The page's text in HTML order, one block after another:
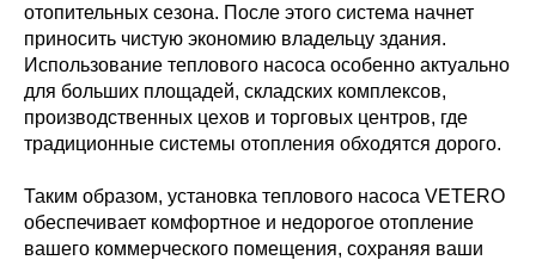
отопительных сезона. После этого система начнет
приносить чистую экономию владельцу здания.
Использование теплового насоса особенно актуально
для больших площадей, складских комплексов,
производственных цехов и торговых центров, где
традиционные системы отопления обходятся дорого.
Таким образом, установка теплового насоса VETERO
обеспечивает комфортное и недорогое отопление
вашего коммерческого помещения, сохраняя ваши